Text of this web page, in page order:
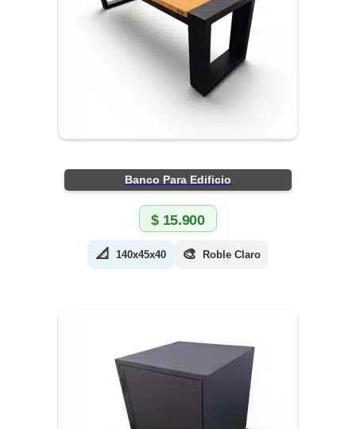
Banco Para Edificio
$15.900
📐 140x45x40 🎨 Roble Claro